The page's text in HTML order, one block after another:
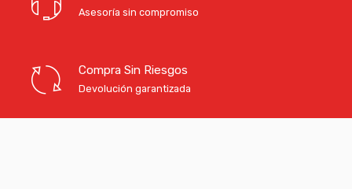
Asesoría sin compromiso
Compra Sin Riesgos
Devolución garantizada